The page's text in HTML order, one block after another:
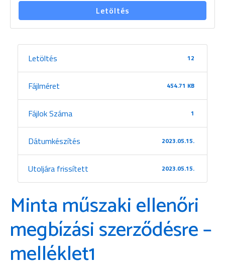
Letöltés
Letöltés 12
Fájlméret 454.71 KB
Fájlok Száma 1
Dátumkészítés 2023.05.15.
Utoljára frissített 2023.05.15.
Minta műszaki ellenőri
megbízási szerződésre –
melléklet1